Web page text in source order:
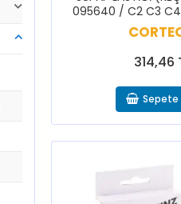
095640 / C2 C3 C4
PİCASSO 206 207
314,46
Sepete